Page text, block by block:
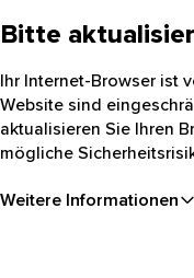
Bitte
Ihr Internet-Browser ist
Website sind
aktualisieren Sie Ihren
mögliche
Weitere Informationen